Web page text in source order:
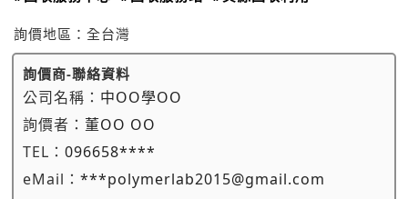
詢價地區： 全台灣
詢價商-聯絡資料
公司名稱： 中OO學OO
詢價者： 董OO OO
TEL： 096658****
eMail： ***polymerlab2015@gmail.com